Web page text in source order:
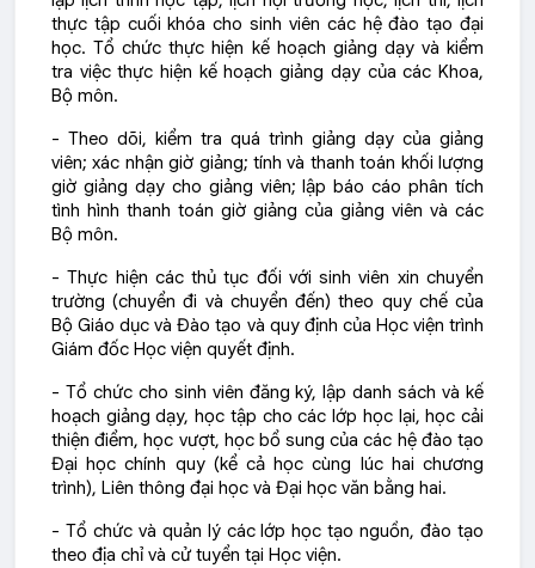
thực tập cuối khóa cho sinh viên các hệ đào tạo đại
học. Tổ chức thực hiện kế hoạch giảng dạy và kiểm
tra việc thực hiện kế hoạch giảng dạy của các Khoa,
Bộ môn.
- Theo dõi, kiểm tra quá trình giảng dạy của giảng
viên; xác nhận giờ giảng; tính và thanh toán khối lượng
giờ giảng dạy cho giảng viên; lập báo cáo phân tích
tình hình thanh toán giờ giảng của giảng viên và các
Bộ môn.
- Thực hiện các thủ tục đối với sinh viên xin chuyển
trường (chuyển đi và chuyển đến) theo quy chế của
Bộ Giáo dục và Đào tạo và quy định của Học viện trình
Giám đốc Học viện quyết định.
- Tổ chức cho sinh viên đăng ký, lập danh sách và kế
hoạch giảng dạy, học tập cho các lớp học lại, học cải
thiện điểm, học vượt, học bổ sung của các hệ đào tạo
Đại học chính quy (kể cả học cùng lúc hai chương
trình), Liên thông đại học và Đại học văn bằng hai.
- Tổ chức và quản lý các lớp học tạo nguồn, đào tạo
theo địa chỉ và cử tuyển tại Học viện.